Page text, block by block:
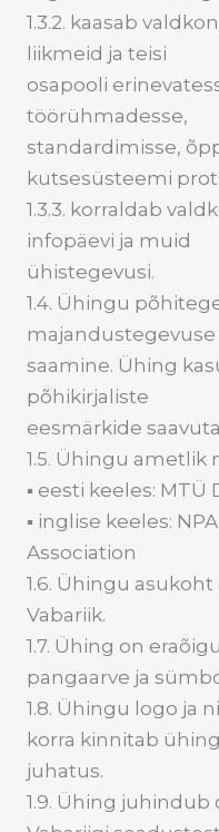
1.3.2. kaasab
liikmeid ja teisi
osapooli
töörühmadesse,
standardimisse,
kutsesüsteemi
1.3.3. korraldab
infopäevi ja muid
ühistegevusi.
1.4. Ühingu
saamine. Ühing
põhikirjaliste
eesmärkide
1.5. Ühingu ametlik
▪ eesti keeles:
▪ inglise keeles:
Association
1.6. Ühingu
Vabariik.
1.7. Ühing on
pangaarve ja
1.8. Ühingu logo ja
korra kinnitab
juhatus.
1.9. Ühing juhindub